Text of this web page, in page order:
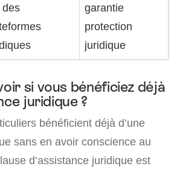
des
garantie
protection
juridique
si vous bénéficiez déjà
juridique ?
bénéficient déjà d’une
sans en avoir conscience au
d’assistance juridique est